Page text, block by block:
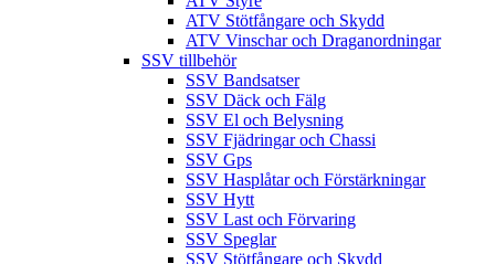
ATV Stötfångare och Skydd
ATV Vinschar och Draganordningar
SSV tillbehör
SSV Bandsatser
SSV Däck och Fälg
SSV El och Belysning
SSV Fjädringar och Chassi
SSV Gps
SSV Hasplåtar och Förstärkningar
SSV Hytt
SSV Last och Förvaring
SSV Speglar
SSV Stötfångare och Skydd